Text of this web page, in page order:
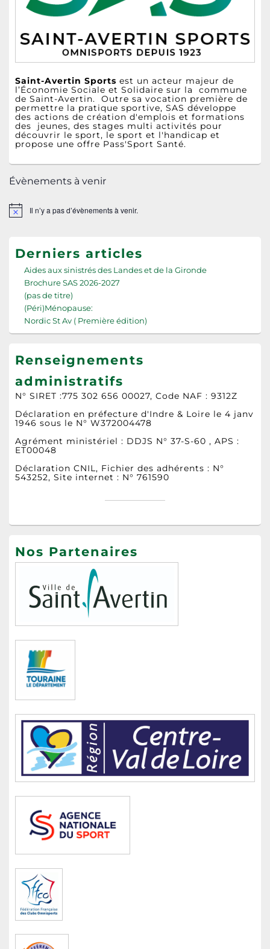
latérale
Saint-Avertin Sports est un acteur majeur de
l’Économie Sociale et Solidaire sur la commune
de Saint-Avertin. Outre sa vocation première de
permettre la pratique sportive, SAS développe
des actions de création d'emplois et formations
des jeunes, des stages multi activités pour
découvrir le sport, le sport et l'handicap et
propose une offre Pass'Sport Santé.
Évènements à venir
Notice Il n’y a pas d’évènements à venir.
Derniers articles
Aides aux sinistrés des Landes et de la Gironde
Brochure SAS 2026-2027
(pas de titre)
(Péri)Ménopause:
Nordic St Av ( Première édition)
Renseignements
administratifs
N° SIRET :775 302 656 00027, Code NAF : 9312Z
Déclaration en préfecture d'Indre & Loire le 4 janv
1946 sous le N° W372004478
Agrément ministériel : DDJS N° 37-S-60 , APS :
ET00048
Déclaration CNIL, Fichier des adhérents : N°
543252, Site internet : N° 761590
Nos Partenaires